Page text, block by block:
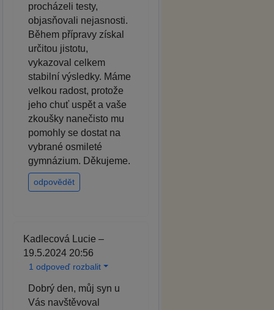
procházeli testy,
objasňovali nejasnosti.
Během přípravy získal
určitou jistotu,
vykazoval celkem
stabilní výsledky. Máme
velkou radost, protože
jeho chuť uspět a vaše
zkoušky nanečisto mu
pomohly se dostat na
vybrané osmileté
gymnázium. Děkujeme.
odpovědět
Kadlecová Lucie –
19.5.2024 20:56
1 odpoveď rozbalit
Dobrý den, můj syn u
Vás navštěvoval